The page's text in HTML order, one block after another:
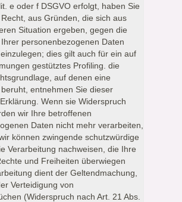
e oder f DSGVO erfolgt, haben Sie
Recht, aus Gründen, die sich aus
Situation ergeben, gegen die
Ihrer personenbezogenen Daten
einzulegen; dies gilt auch für ein auf
gestütztes Profiling. die
auf denen eine
beruht, entnehmen Sie dieser
Wenn sie Widerspruch
wir Ihre betroffenen
Daten nicht mehr verarbeiten,
können zwingende schutzwürdige
Verarbeitung nachweisen, die Ihre
und Freiheiten überwiegen
dient der Geltendmachung,
Verteidigung von
(Widerspruch nach Art. 21 Abs.